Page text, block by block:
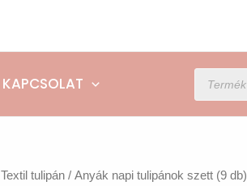
KAPCSOLAT
Products
search
Textil tulipán / Anyák napi tulipánok szett (9 db)